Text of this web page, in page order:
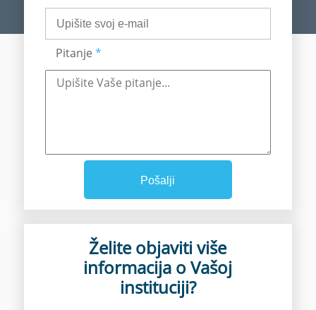
Pitanje *
Pošalji
Želite objaviti više
informacija o Vašoj
instituciji?